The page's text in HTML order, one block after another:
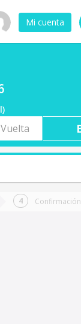
Mi cuenta
Confirmación